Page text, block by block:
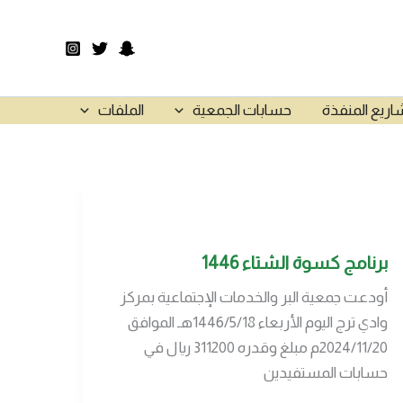
المنفذة حسابات الجمعية الملفات
برنامج كسوة الشتاء 1446
أودعت جمعية البر والخدمات الإجتماعية بمركز
وادي ترج اليوم الأربعاء 1446/5/18هـ الموافق
2024/11/20م مبلغ وقدره 311200 ريال في
حسابات المستفيدين